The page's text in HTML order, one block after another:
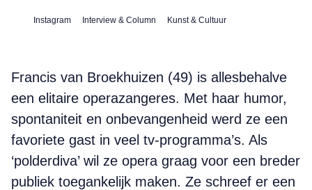
Instagram Interview & Column Kunst & Cultuur
Francis van Broekhuizen (49) is allesbehalve
een elitaire operazangeres. Met haar humor,
spontaniteit en onbevangenheid werd ze een
favoriete gast in veel tv-programma’s. Als
‘polderdiva’ wil ze opera graag voor een breder
publiek toegankelijk maken. Ze schreef er een